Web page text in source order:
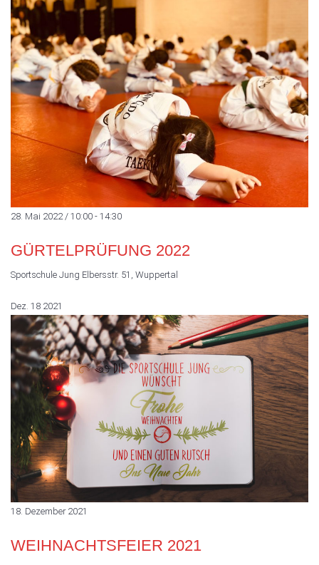
28. Mai 2022 / 10:00 - 14:30
GÜRTELPRÜFUNG 2022
Sportschule Jung Elbersstr. 51, Wuppertal
Dez. 18 2021
18. Dezember 2021
WEIHNACHTSFEIER 2021